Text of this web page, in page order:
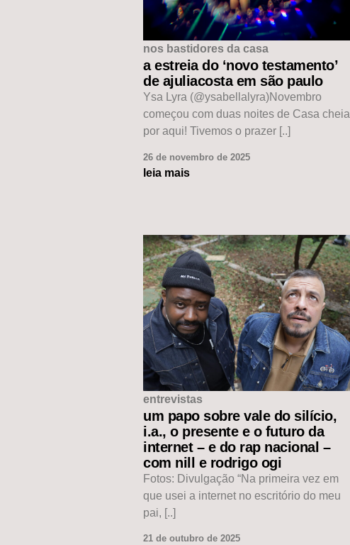
nos bastidores da casa
a estreia do ‘novo testamento’
de ajuliacosta em são paulo
Ysa Lyra (@ysabellalyra)Novembro
começou com duas noites de Casa cheia
por aqui! Tivemos o prazer [..]
26 de novembro de 2025
leia mais
entrevistas
um papo sobre vale do silício,
i.a., o presente e o futuro da
internet – e do rap nacional –
com nill e rodrigo ogi
Fotos: Divulgação “Na primeira vez em
que usei a internet no escritório do meu
pai, [..]
21 de outubro de 2025